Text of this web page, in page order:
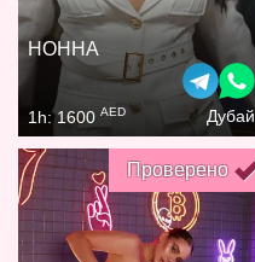
НОННА
1h: 1600 AED Дубай
Проверено